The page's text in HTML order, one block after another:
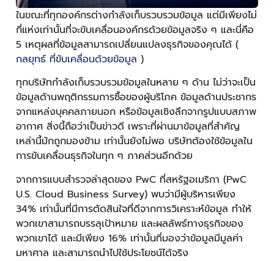
ในขณะที่ทุกองค์กรต่างกำลังเก็บรวบรวมข้อมูล แต่มีเพียงไม่
กี่แห่งเท่านั้นที่จะขับเคลื่อนองค์กรด้วยข้อมูลจริง ๆ และนี่คือ
5 เหตุผลที่ข้อมูลสามารถเปลี่ยนแปลงธุรกิจของคุณได้ (
กลยุทธ์ ที่ขับเคลื่อนด้วยข้อมูล )
ทุกบริษัทกำลังเก็บรวบรวมข้อมูลในหลาย ๆ ด้าน ไม่ว่าจะเป็น
ข้อมูลด้านพฤติกรรมการซื้อของผู้บริโภค ข้อมูลด้านประชากร
จากแหล่งบุคคลภายนอก หรือข้อมูลเชิงลึกจากรูปแบบสภาพ
อากาศ สิ่งนี้ถือว่าเป็นข่าวดี เพราะที่ผ่านมาข้อมูลที่สำคัญ
เหล่านี้มักถูกมองข้าม เท่านั้นยังไม่พอ บริษัทต้องใช้ข้อมูลใน
การขับเคลื่อนธุรกิจในทุก ๆ ภาคส่วนอีกด้วย
จากการแบบสำรวจล่าสุดของ PwC ที่สหรัฐอเมริกา (PwC
U.S. Cloud Business Survey) พบว่ามีผู้บริหารเพียง
34% เท่านั้นที่มีการตัดสินใจที่ดีจากการวิเคราะห์ข้อมูล ทำให้
พวกเขาสามารถบรรลุเป้าหมาย และผลลัพธ์ทางธุรกิจของ
พวกเขาได้ และมีเพียง 16% เท่านั้นที่มองว่าข้อมูลมีมูลค่า
มหาศาล และสามารถนำไปใช้ประโยชน์ได้จริง